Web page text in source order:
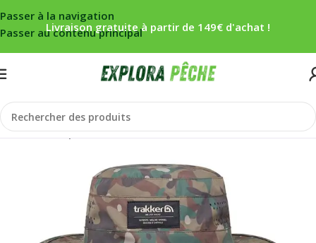
Passer à la navigation
Passer au contenu principal
Livraison gratuite à partir de 149€ d'achat !
Accueil/Carpe